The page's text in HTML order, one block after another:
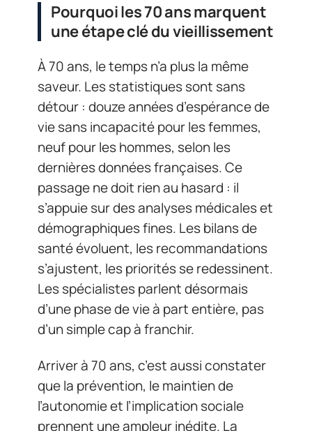
Pourquoi les 70 ans marquent
une étape clé du vieillissement
À 70 ans, le temps n’a plus la même
saveur. Les statistiques sont sans
détour : douze années d’espérance de
vie sans incapacité pour les femmes,
neuf pour les hommes, selon les
dernières données françaises. Ce
passage ne doit rien au hasard : il
s’appuie sur des analyses médicales et
démographiques fines. Les bilans de
santé évoluent, les recommandations
s’ajustent, les priorités se redessinent.
Les spécialistes parlent désormais
d’une phase de vie à part entière, pas
d’un simple cap à franchir.
Arriver à 70 ans, c’est aussi constater
que la prévention, le maintien de
l’autonomie et l’implication sociale
prennent une ampleur inédite. La